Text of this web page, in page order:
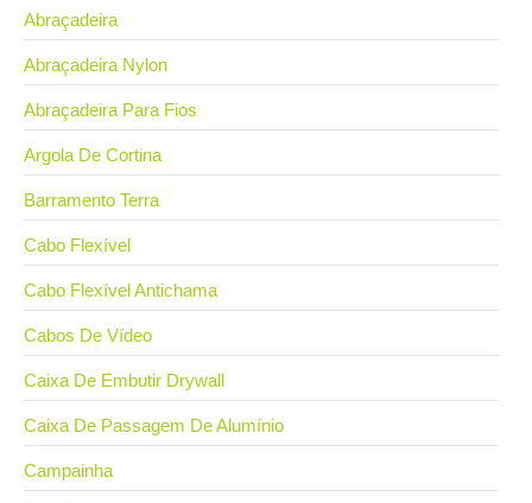
Abraçadeira
Abraçadeira Nylon
Abraçadeira Para Fios
Argola De Cortina
Barramento Terra
Cabo Flexível
Cabo Flexível Antichama
Cabos De Vídeo
Caixa De Embutir Drywall
Caixa De Passagem De Alumínio
Campainha